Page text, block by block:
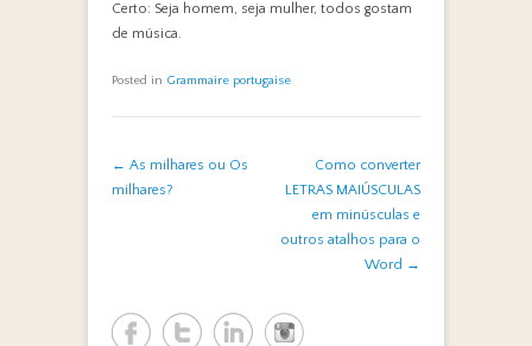
Certo: Seja homem, seja mulher, todos gostam
de música.
Posted in Grammaire portugaise
Post navigation
← As milhares ou Os
milhares?
Como converter
LETRAS MAIÚSCULAS
em minúsculas e
outros atalhos para o
Word →